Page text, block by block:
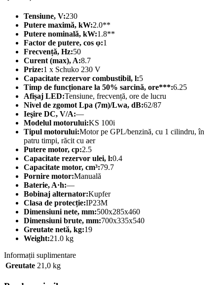
Tensiune, V:230
Putere maximă, kW:2.0**
Putere nominală, kW:1.8**
Factor de putere, cos φ:1
Frecvență, Hz:50
Curent (max), A:8.7
Prize:1 x Schuko 230 V
Capacitate rezervor combustibil, l:5
Timp de funcționare la 50% sarcină, ore***:6.25
Afișaj LED:Tensiune, frecvență, ore de lucru
Nivel de zgomot Lpa (7m)/Lwa, dB:62/87
Ieşire DC, V/А:—
Modelul motorului:KS 100i
Tipul motorului:Motor pe GPL/benzină, cu 1 cilindru, în
patru timpi, răcit cu aer
Putere motor, cp:2.5
Capacitate rezervor ulei, l:0.4
Capacitate motor, cm³:79.7
Pornire motor:Manuală
Baterie, A·h:—
Bobinaj alternator:Kupfer
Clasa de protecție:IP23M
Dimensiuni nete, mm:500x285x460
Dimensiuni brute, mm:700х335х540
Greutate netă, kg:19
Weight:21.0 kg
Informații suplimentare
Greutate 21,0 kg